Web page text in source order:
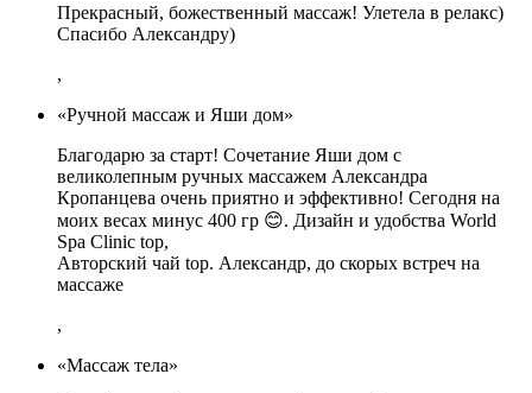
Прекрасный, божественный массаж! Улетела в релакс)
Спасибо Александру)
,
«Ручной массаж и Яши дом»
Благодарю за старт! Сочетание Яши дом с
великолепным ручных массажем Александра
Кропанцева очень приятно и эффективно! Сегодня на
моих весах минус 400 гр 😊. Дизайн и удобства World
Spa Clinic top,
Авторский чай top. Александр, до скорых встреч на
массаже
,
«Массаж тела»